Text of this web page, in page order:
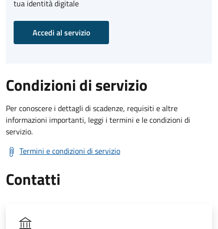
tua identità digitale
Accedi al servizio
Condizioni di servizio
Per conoscere i dettagli di scadenze, requisiti e altre
informazioni importanti, leggi i termini e le condizioni di
servizio.
Termini e condizioni di servizio
Contatti